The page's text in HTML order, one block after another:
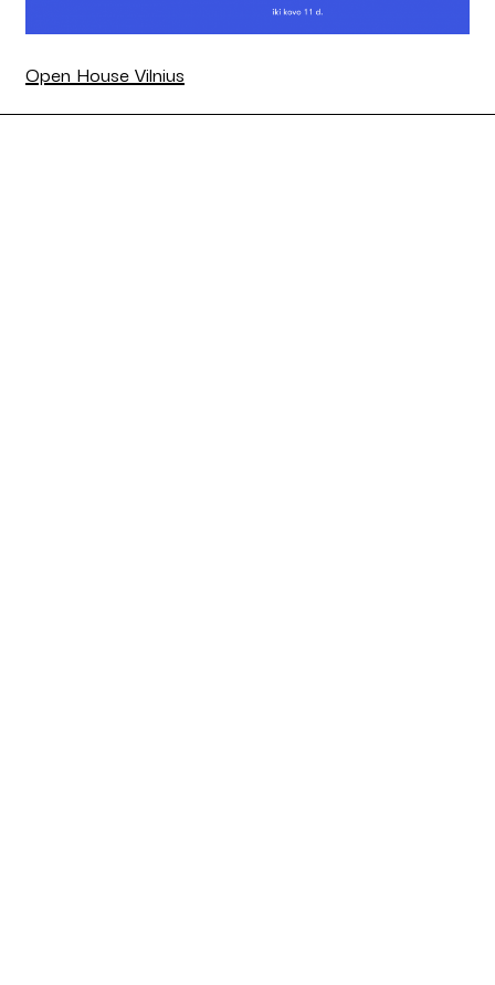
Open House Vilnius